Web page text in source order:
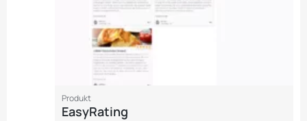
Produkt
EasyRating